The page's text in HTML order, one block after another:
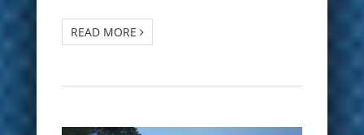
READ MORE